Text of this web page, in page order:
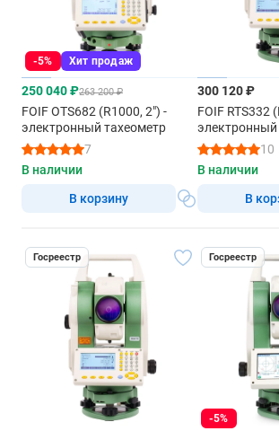
-5% Хит продаж
250 040 ₽263 200 ₽
FOIF OTS682 (R1000, 2") -
электронный тахеометр
7
В наличии
В корзину
300 120 ₽
FOIF RTS332
электронный
10
В наличии
В
Госреестр Госреестр
-5%